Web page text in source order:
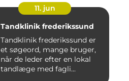
11. jun
Tandklinik frederikssund
Tandklinik frederikssund er
et søgeord, mange bruger,
når de leder efter en lokal
tandlæge med fagli...